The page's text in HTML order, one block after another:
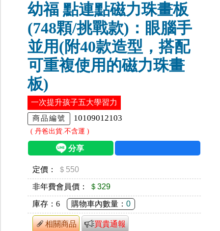
幼福 點連點磁力珠畫板
(748顆/挑戰款)：眼腦手
並用(附40款造型，搭配
可重複使用的磁力珠畫
板)
一次提升孩子五大學習力
商品編號 10109012103
( 丹爸出貨.不含運 )
定價： ＄550
非年費會員價： ＄329
庫存： 6 購物車內數量： 0
相關商品 買貴通報